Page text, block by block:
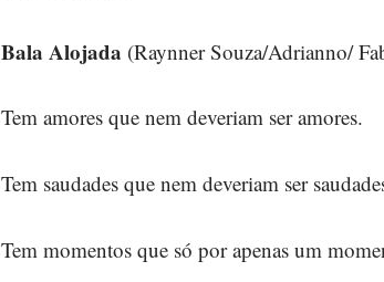
Bala Alojada (Raynner Souza/Adrianno/
Tem amores que nem deveriam ser amores.
Tem saudades que nem deveriam ser
Tem momentos que só por apenas um